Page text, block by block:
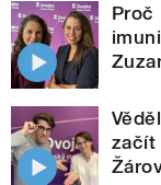
Proč
začít